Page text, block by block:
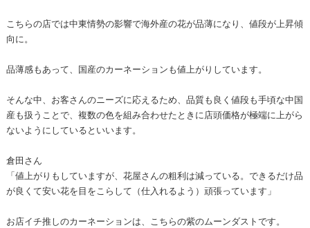
こちらの店では中東情勢の影響で海外産の花が品薄になり、値段が上昇傾
向に。
品薄感もあって、国産のカーネーションも値上がりしています。
そんな中、お客さんのニーズに応えるため、品質も良く値段も手頃な中国
産も扱うことで、複数の色を組み合わせたときに店頭価格が極端に上がら
ないようにしているといいます。
倉田さん
「値上がりもしていますが、花屋さんの粗利は減っている。できるだけ品
が良くて安い花を目をこらして（仕入れるよう）頑張っています」
お店イチ推しのカーネーションは、こちらの紫のムーンダストです。